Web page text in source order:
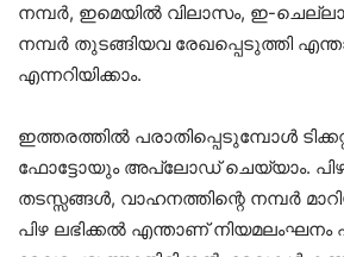
നമ്പർ, ഇമെയിൽ വിലാസം, ഇ-
നമ്പർ തുടങ്ങിയവ രേഖപ്പെടുത്തി
എന്നറിയിക്കാം.
ഇത്തരത്തിൽ പരാതിപ്പെടുമ്പോൾ
ഫോട്ടോയും അപ്‌ലോഡ്‌ ചെയ്യാം.
തടസ്സങ്ങൾ, വാഹനത്തിന്റെ നമ്പർ
പിഴ ലഭിക്കൽ എന്താണ് നിയമലംഘനം